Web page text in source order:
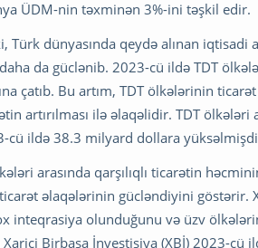
ÜDM-nin təxminən 3%-ini təşkil edir.
Türk dünyasında qeydə alınan
da güclənib. 2023-cü ildə TDT
çatıb. Bu artım, TDT ölkələrinin
artırılması ilə əlaqəlidir. TDT
ildə 38.3 milyard dollara
arasında qarşılıqlı ticarətin
əlaqələrinin gücləndiyini göstərir.
inteqrasiya olunduğunu və üzv
Birbaşa İnvestisiya (XBİ) 2023-